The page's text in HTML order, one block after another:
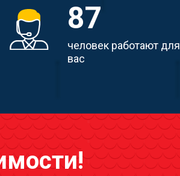
87
человек работают для
вас